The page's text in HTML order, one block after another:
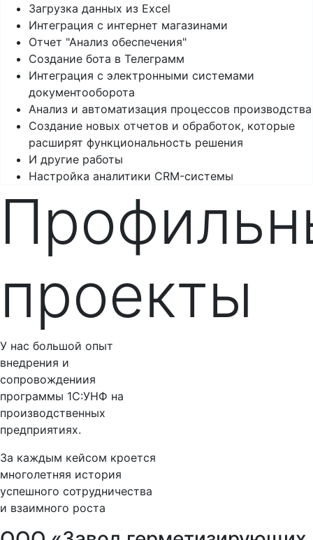
Загрузка данных из Excel
Интеграция с интернет магазинами
Отчет "Анализ обеспечения"
Создание бота в Телеграмм
Интеграция с электронными системами
документооборота
Анализ и автоматизация процессов производства
Создание новых отчетов и обработок, которые
расширят функциональность решения
И другие работы
Настройка аналитики CRM-системы
проекты
У нас большой опыт
внедрения и
сопровождениия
программы 1С:УНФ на
производственных
предприятиях.
За каждым кейсом кроется
многолетняя история
успешного сотрудничества
и взаимного роста